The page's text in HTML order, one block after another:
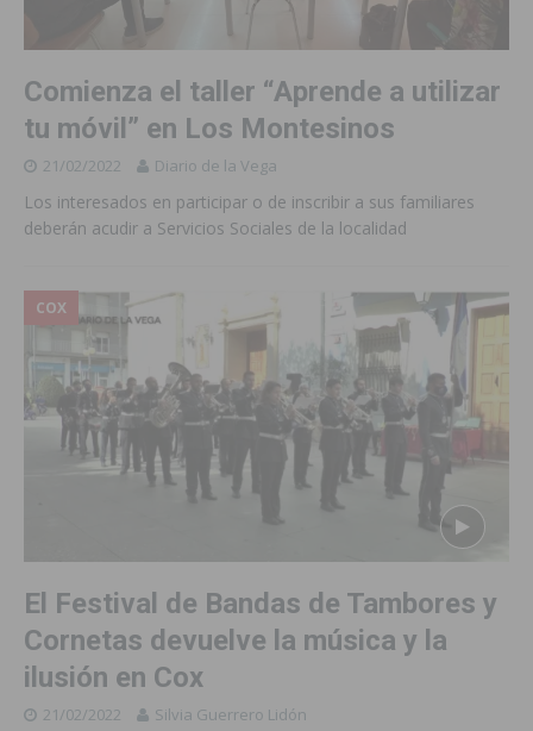
Comienza el taller “Aprende a utilizar
tu móvil” en Los Montesinos
21/02/2022 Diario de la Vega
Los interesados en participar o de inscribir a sus familiares
deberán acudir a Servicios Sociales de la localidad
COX
El Festival de Bandas de Tambores y
Cornetas devuelve la música y la
ilusión en Cox
21/02/2022 Silvia Guerrero Lidón